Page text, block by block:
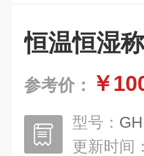
恒温恒湿
参考价： ￥
型号：
更新时间：